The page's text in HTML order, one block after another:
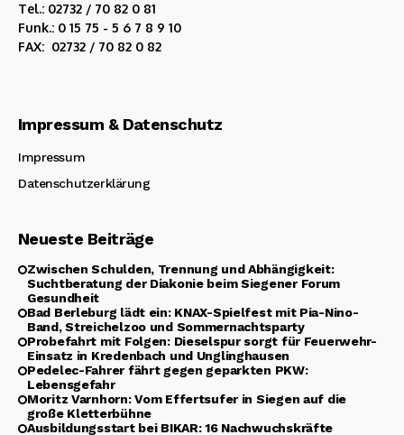
Tel.: 02732 / 70 82 0 81
Funk.: 0 15 75 - 5 6 7 8 9 10
FAX: 02732 / 70 82 0 82
Impressum & Datenschutz
Impressum
Datenschutzerklärung
Neueste Beiträge
Zwischen Schulden, Trennung und Abhängigkeit:
Suchtberatung der Diakonie beim Siegener Forum
Gesundheit
Bad Berleburg lädt ein: KNAX-Spielfest mit Pia-Nino-
Band, Streichelzoo und Sommernachtsparty
Probefahrt mit Folgen: Dieselspur sorgt für Feuerwehr-
Einsatz in Kredenbach und Unglinghausen
Pedelec-Fahrer fährt gegen geparkten PKW:
Lebensgefahr
Moritz Varnhorn: Vom Effertsufer in Siegen auf die
große Kletterbühne
Ausbildungsstart bei BIKAR: 16 Nachwuchskräfte